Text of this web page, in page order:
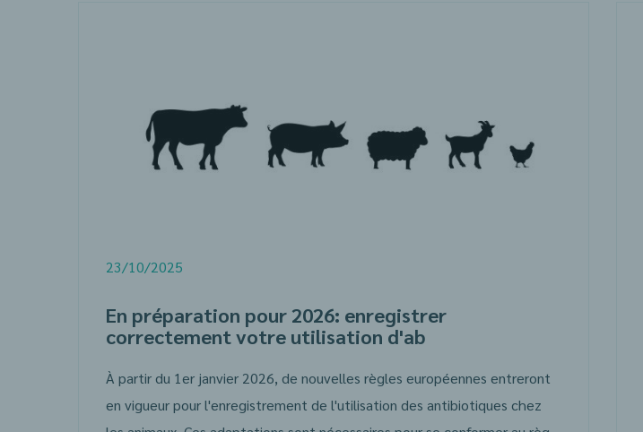
23/10/2025
En préparation pour 2026: enregistrer
correctement votre utilisation d'ab
À partir du 1er janvier 2026, de nouvelles règles européennes entreront
en vigueur pour l'enregistrement de l'utilisation des antibiotiques chez